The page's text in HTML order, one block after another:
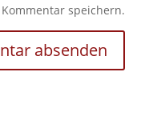
speichern.